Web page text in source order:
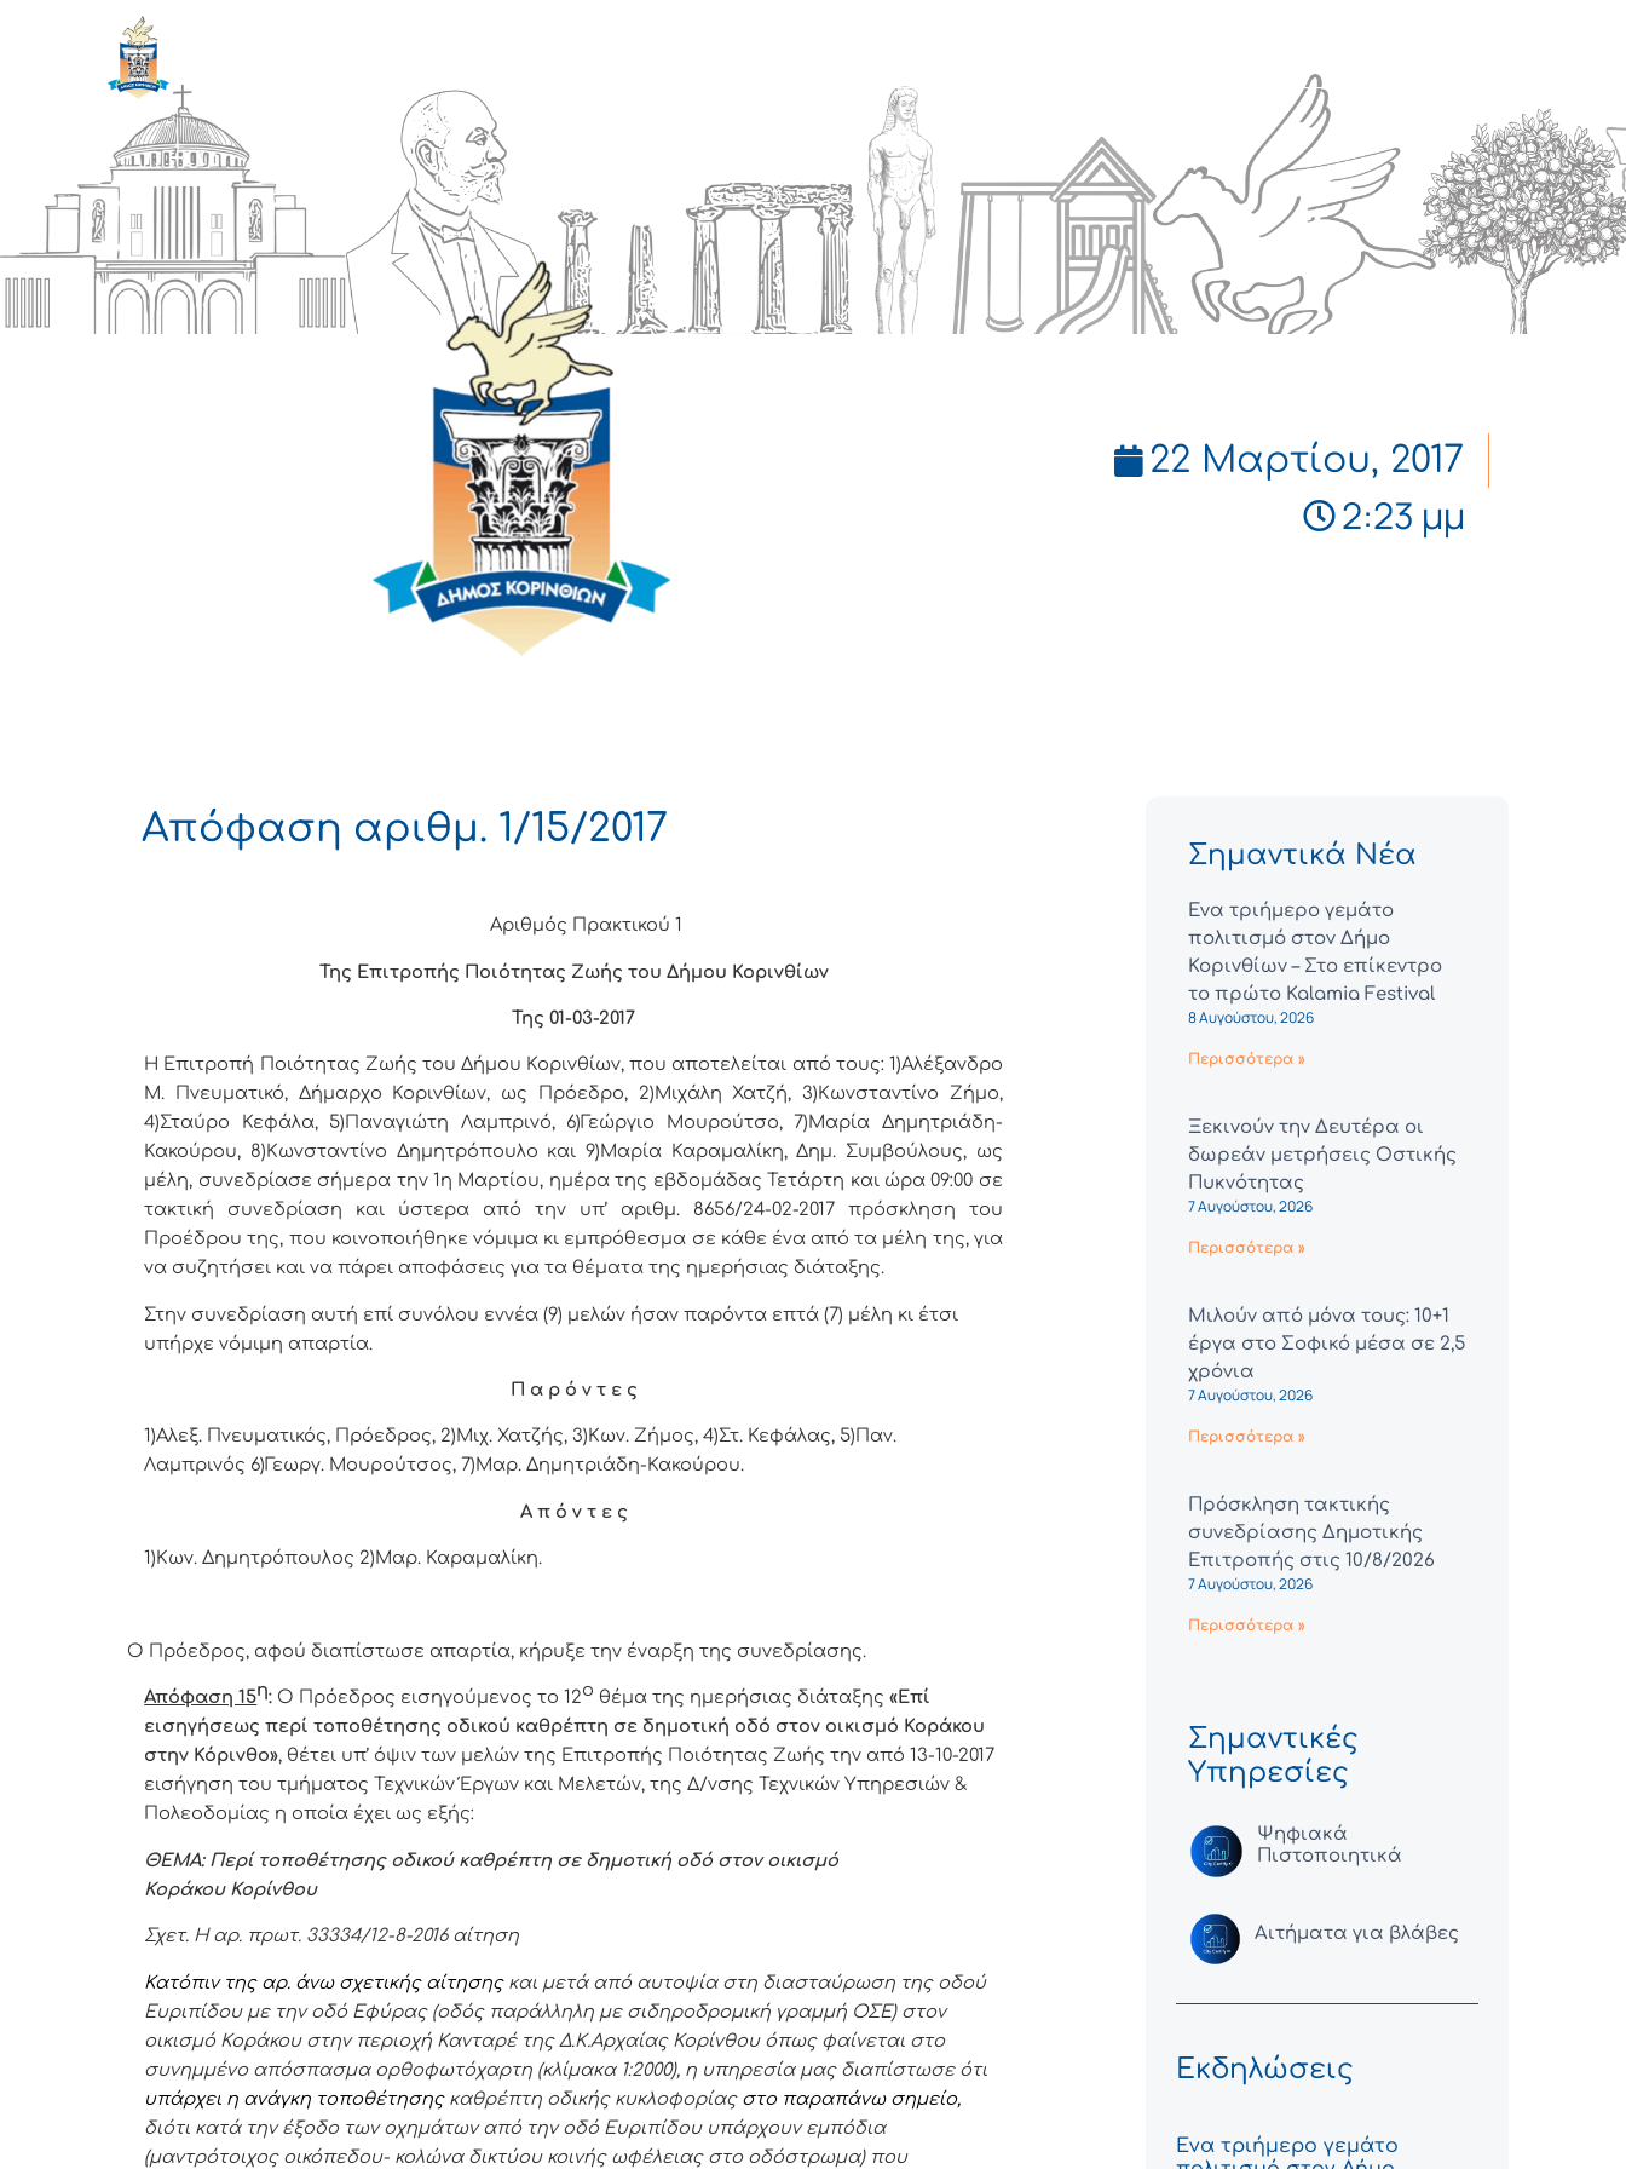
22 Μαρτίου, 2017
2:23 μμ
Απόφαση αριθμ. 1/15/2017
Αριθμός Πρακτικού 1
Της Επιτροπής Ποιότητας Ζωής του Δήμου Κορινθίων
Της 01-03-2017
Η Επιτροπή Ποιότητας Ζωής του Δήμου Κορινθίων, που αποτελείται από τους: 1)Αλέξανδρο
Μ. Πνευματικό, Δήμαρχο Κορινθίων, ως Πρόεδρο, 2)Μιχάλη Χατζή, 3)Κωνσταντίνο Ζήμο,
4)Σταύρο Κεφάλα, 5)Παναγιώτη Λαμπρινό, 6)Γεώργιο Μουρούτσο, 7)Μαρία Δημητριάδη-
Κακούρου, 8)Κωνσταντίνο Δημητρόπουλο και 9)Μαρία Καραμαλίκη, Δημ. Συμβούλους, ως
μέλη, συνεδρίασε σήμερα την 1η Μαρτίου, ημέρα της εβδομάδας Τετάρτη και ώρα 09:00 σε
τακτική συνεδρίαση και ύστερα από την υπ’ αριθμ. 8656/24-02-2017 πρόσκληση του
Προέδρου της, που κοινοποιήθηκε νόμιμα κι εμπρόθεσμα σε κάθε ένα από τα μέλη της, για
να συζητήσει και να πάρει αποφάσεις για τα θέματα της ημερήσιας διάταξης.
Στην συνεδρίαση αυτή επί συνόλου εννέα (9) μελών ήσαν παρόντα επτά (7) μέλη κι έτσι
υπήρχε νόμιμη απαρτία.
Π α ρ ό ν τ ε ς
1)Αλεξ. Πνευματικός, Πρόεδρος, 2)Μιχ. Χατζής, 3)Κων. Ζήμος, 4)Στ. Κεφάλας, 5)Παν.
Λαμπρινός 6)Γεωργ. Μουρούτσος, 7)Μαρ.Δημητριάδη-Κακούρου.
Α π ό ν τ ε ς
1)Κων. Δημητρόπουλος 2)Μαρ. Καραμαλίκη.
Ο Πρόεδρος, αφού διαπίστωσε απαρτία, κήρυξε την έναρξη της συνεδρίασης.
Απόφαση 15η: Ο Πρόεδρος εισηγούμενος το 12ο θέμα της ημερήσιας διάταξης«Επί
εισηγήσεως περί τοποθέτησης οδικού καθρέπτη σε δημοτική οδό στον οικισμό Κοράκου
στην Κόρινθο», θέτει υπ’ όψιν των μελών της Επιτροπής Ποιότητας Ζωής την από 13-10-2017
εισήγηση του τμήματος Τεχνικών Έργων και Μελετών, της Δ/νσης Τεχνικών Υπηρεσιών &
Πολεοδομίας η οποία έχει ως εξής:
ΘΕΜΑ: Περί τοποθέτησης οδικού καθρέπτη σε δημοτική οδό στον οικισμό
Κοράκου Κορίνθου
Σχετ. Η αρ. πρωτ. 33334/12-8-2016 αίτηση
Κατόπιν της αρ. άνω σχετικής αίτησης και μετά από αυτοψία στη διασταύρωση της οδού
Ευριπίδου με την οδό Εφύρας (οδός παράλληλη με σιδηροδρομική γραμμή ΟΣΕ) στον
οικισμό Κοράκου στην περιοχή Κανταρέ της Δ.Κ.Αρχαίας Κορίνθου όπως φαίνεται στο
συνημμένο απόσπασμα ορθοφωτόχαρτη (κλίμακα 1:2000), η υπηρεσία μας διαπίστωσε ότι
υπάρχει η ανάγκη τοποθέτησης καθρέπτη οδικής κυκλοφορίας στο παραπάνω σημείο,
διότι κατά την έξοδο των οχημάτων από την οδό Ευριπίδου υπάρχουν εμπόδια
(μαντρότοιχος οικόπεδου- κολώνα δικτύου κοινής ωφέλειας στο οδόστρωμα) που
Σημαντικά Νέα
Ένα τριήμερο γεμάτο
πολιτισμό στον Δήμο
Κορινθίων – Στο επίκεντρο
το πρώτο Kalamia Festival
8 Αυγούστου, 2026
Περισσότερα »
Ξεκινούν την Δευτέρα οι
δωρεάν μετρήσεις Οστικής
Πυκνότητας
7 Αυγούστου, 2026
Περισσότερα »
Μιλούν από μόνα τους: 10+1
έργα στο Σοφικό μέσα σε 2,5
χρόνια
7 Αυγούστου, 2026
Περισσότερα »
Πρόσκληση τακτικής
συνεδρίασης Δημοτικής
Επιτροπής στις 10/8/2026
7 Αυγούστου, 2026
Περισσότερα »
Σημαντικές
Υπηρεσίες
Ψηφιακά
Πιστοποιητικά
Αιτήματα για βλάβες
Εκδηλώσεις
Ένα τριήμερο γεμάτο